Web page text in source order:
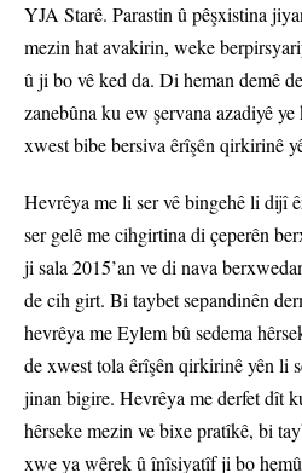
YJA Starê. Parastin û pêşxistina
mezin hat avakirin, weke
û ji bo vê ked da. Di heman demê
zanebûna ku ew şervana azadiyê
xwest bibe bersiva êrîşên qirkirinê
Hevrêya me li ser vê bingehê li dijî
ser gelê me cihgirtina di çeperên
ji sala 2015’an ve di nava
de cih girt. Bi taybet sepandinên
hevrêya me Eylem bû sedema
de xwest tola êrîşên qirkirinê yên li
jinan bigire. Hevrêya me derfet dît
hêrseke mezin ve bixe pratîkê, bi
xwe ya wêrek û înîsiyatîf ji bo